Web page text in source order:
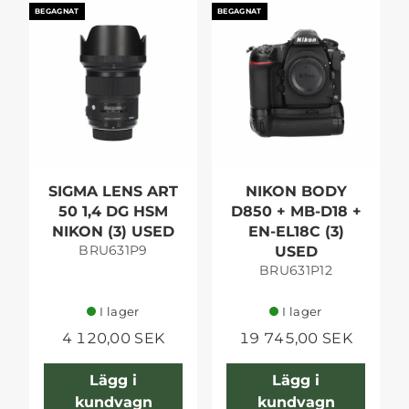
BEGAGNAT
SIGMA LENS ART
50 1,4 DG HSM
NIKON (3) USED
BRU631P9
I lager
4 120,00 SEK
Lägg i
kundvagn
BEGAGNAT
NIKON BODY
D850 + MB-D18 +
EN-EL18C (3)
USED
BRU631P12
I lager
19 745,00 SEK
Lägg i
kundvagn